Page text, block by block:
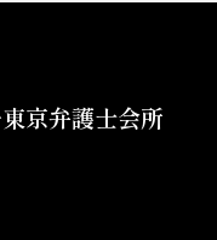
京弁護士会所